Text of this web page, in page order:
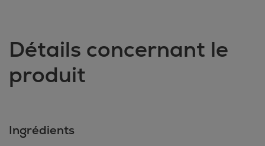
Détails concernant le
produit
Ingrédients